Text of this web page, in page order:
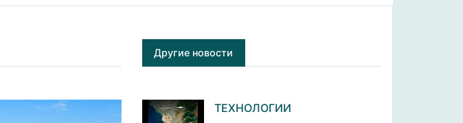
Другие новости
ТЕХНОЛОГИИ